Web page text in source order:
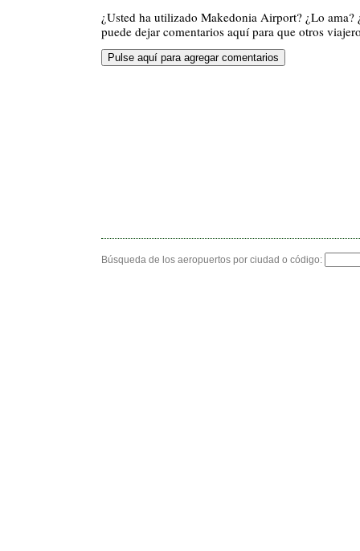
¿Usted ha utilizado Makedonia Airport? ¿Lo ama?
puede dejar comentarios aquí para que otros
Búsqueda de los aeropuertos por ciudad o código: